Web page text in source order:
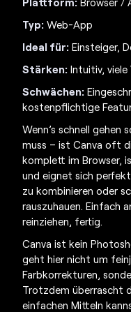
Typ: Web-App
Ideal für: Einsteiger,
Stärken: Intuitiv,
Schwächen:
kostenpflichtige
Wenn’s schnell
muss – ist Canva oft
komplett im Browser,
und eignet sich
zu kombinieren oder
rauszuhauen. Einfach
reinziehen, fertig.
Canva ist kein
geht hier nicht um
Farbkorrekturen,
Trotzdem überrascht
einfachen Mitteln